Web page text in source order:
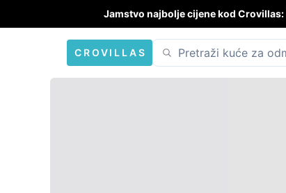
Jamstvo najbolje cijene kod Crovillas:
CROVILLAS